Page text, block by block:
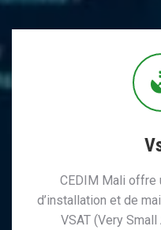
CEDIM Mali offre
d’installation et de
VSAT (Very